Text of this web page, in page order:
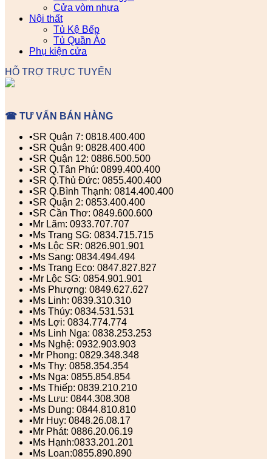
Cửa vòm nhựa
Nội thất
Tủ Kệ Bếp
Tủ Quần Áo
Phụ kiện cửa
HỖ TRỢ TRỰC TUYẾN
☎ TƯ VẤN BÁN HÀNG
▪️SR Quận 7: 0818.400.400
▪️SR Quận 9: 0828.400.400
▪️SR Quận 12: 0886.500.500
▪️SR Q.Tân Phú: 0899.400.400
▪️SR Q.Thủ Đức: 0855.400.400
▪️SR Q.Bình Thạnh: 0814.400.400
▪️SR Quận 2: 0853.400.400
▪️SR Cần Thơ: 0849.600.600
▪️Mr Lãm: 0933.707.707
▪️Ms Trang SG: 0834.715.715
▪️Ms Lộc SR: 0826.901.901
▪️Ms Sang: 0834.494.494
▪️Ms Trang Eco: 0847.827.827
▪️Mr Lộc SG: 0854.901.901
▪️Ms Phượng: 0849.627.627
▪️Ms Linh: 0839.310.310
▪️Ms Thúy: 0834.531.531
▪️Ms Lợi: 0834.774.774
▪️Ms Linh Nga: 0838.253.253
▪️Ms Nghệ: 0932.903.903
▪️Mr Phong: 0829.348.348
▪️Ms Thy: 0858.354.354
▪️Ms Nga: 0855.854.854
▪️Ms Thiếp: 0839.210.210
▪️Ms Lưu: 0844.308.308
▪️Ms Dung: 0844.810.810
▪️Mr Huy: 0848.26.08.17
▪️Mr Phát: 0886.20.06.19
▪️Ms Hạnh:0833.201.201
▪️Ms Loan:0855.890.890